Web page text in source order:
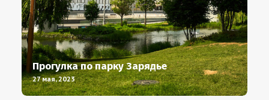
Прогулка по парку Зарядье
27 мая, 2023